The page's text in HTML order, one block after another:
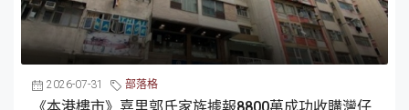
2026-07-31 部落格